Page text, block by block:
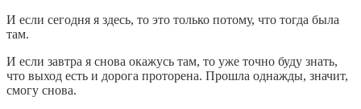
И если сегодня я здесь, то это только потому, что тогда была
там.
И если завтра я снова окажусь там, то уже точно буду знать,
что выход есть и дорога проторена. Прошла однажды, значит,
смогу снова.